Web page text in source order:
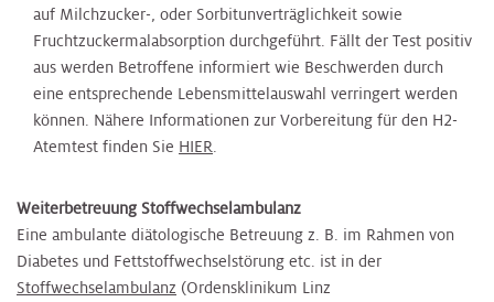
auf Milchzucker-, oder Sorbitunverträglichkeit sowie
Fruchtzuckermalabsorption durchgeführt. Fällt der Test positiv
aus werden Betroffene informiert wie Beschwerden durch
eine entsprechende Lebensmittelauswahl verringert werden
können. Nähere Informationen zur Vorbereitung für den H2-
Atemtest finden Sie HIER.
Weiterbetreuung Stoffwechselambulanz
Eine ambulante diätologische Betreuung z. B. im Rahmen von
Diabetes und Fettstoffwechselstörung etc. ist in der
Stoffwechselambulanz (Ordensklinikum Linz